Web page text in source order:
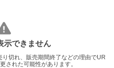
示できません
切れ、販売期間終了などの理由でUR
された可能性があります。